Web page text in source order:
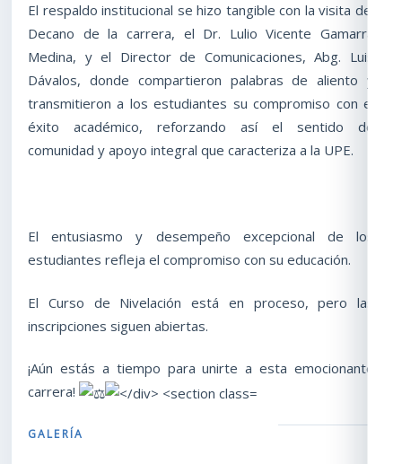
El respaldo institucional se hizo tangible con la visita del
Decano de la carrera, el Dr. Lulio Vicente Gamarra
Medina, y el Director de Comunicaciones, Abg. Luis
Dávalos, donde compartieron palabras de aliento y
transmitieron a los estudiantes su compromiso con el
éxito académico, reforzando así el sentido de
comunidad y apoyo integral que caracteriza a la UPE.
El entusiasmo y desempeño excepcional de los
estudiantes refleja el compromiso con su educación.
El Curso de Nivelación está en proceso, pero las
inscripciones siguen abiertas.
¡Aún estás a tiempo para unirte a esta emocionante
carrera!
GALERÍA